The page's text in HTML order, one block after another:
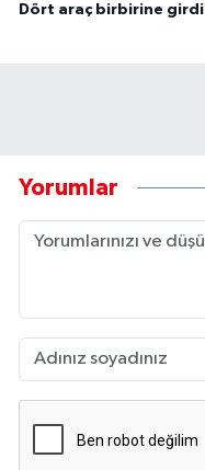
Dört araç birbirine girdi
Yorumlar